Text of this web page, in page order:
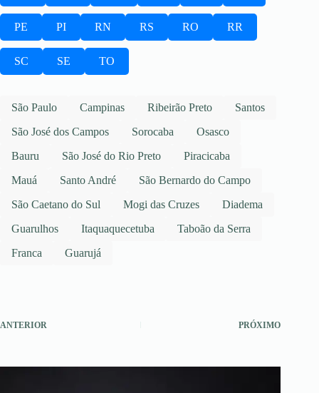
PE PI RN RS RO RR
SC SE TO
São Paulo Campinas Ribeirão Preto
Santos
São José dos Campos
Sorocaba
Osasco
Bauru
São José do Rio Preto
Piracicaba
Mauá
Santo André
São Bernardo do Campo
São Caetano do Sul
Mogi das Cruzes
Diadema
Guarulhos
Itaquaquecetuba
Taboão da Serra
Franca
Guarujá
ANTERIOR PRÓXIMO